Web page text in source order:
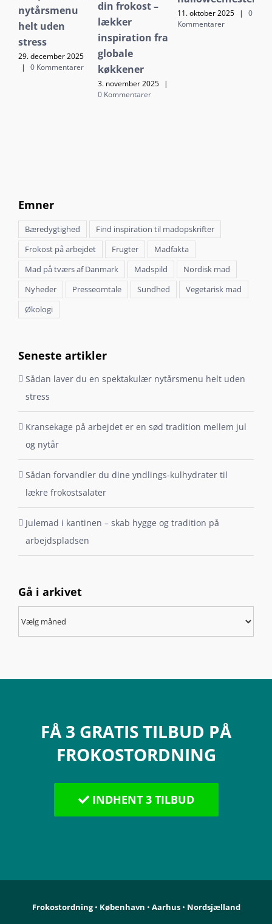
nytårsmenu
helt uden
stress
29. december 2025
|
0 Kommentarer
din frokost –
lækker
inspiration fra
globale
køkkener
3. november 2025 |
0 Kommentarer
11. oktober 2025 |
0
Kommentarer
Emner
Bæredygtighed
Find inspiration til madopskrifter
Frokost på arbejdet
Frugter
Madfakta
Mad på tværs af Danmark
Madspild
Nordisk mad
Nyheder
Presseomtale Sundhed
Vegetarisk mad
Økologi
Seneste artikler
Sådan laver du en spektakulær nytårsmenu helt uden
stress
Kransekage på arbejdet er en sød tradition mellem jul
og nytår
Sådan forvandler du dine yndlings-kulhydrater til
lækre frokostsalater
Julemad i kantinen – skab hygge og tradition på
arbejdspladsen
Gå i arkivet
FÅ 3 GRATIS TILBUD PÅ
FROKOSTORDNING
INDHENT 3 TILBUD
Frokostordning• København • Aarhus• Nordsjælland